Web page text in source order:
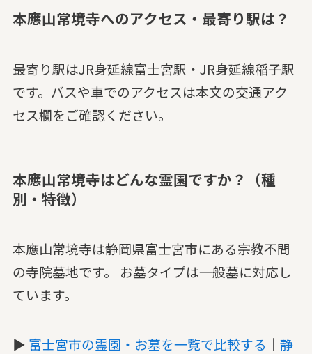
本應山常境寺へのアクセス・最寄り駅は？
最寄り駅はJR身延線富士宮駅・JR身延線稲子駅
です。バスや車でのアクセスは本文の交通アク
セス欄をご確認ください。
本應山常境寺はどんな霊園ですか？（種
別・特徴）
本應山常境寺は静岡県富士宮市にある宗教不問
の寺院墓地です。 お墓タイプは一般墓に対応し
ています。
▶ 富士宮市の霊園・お墓を一覧で比較する ｜ 静